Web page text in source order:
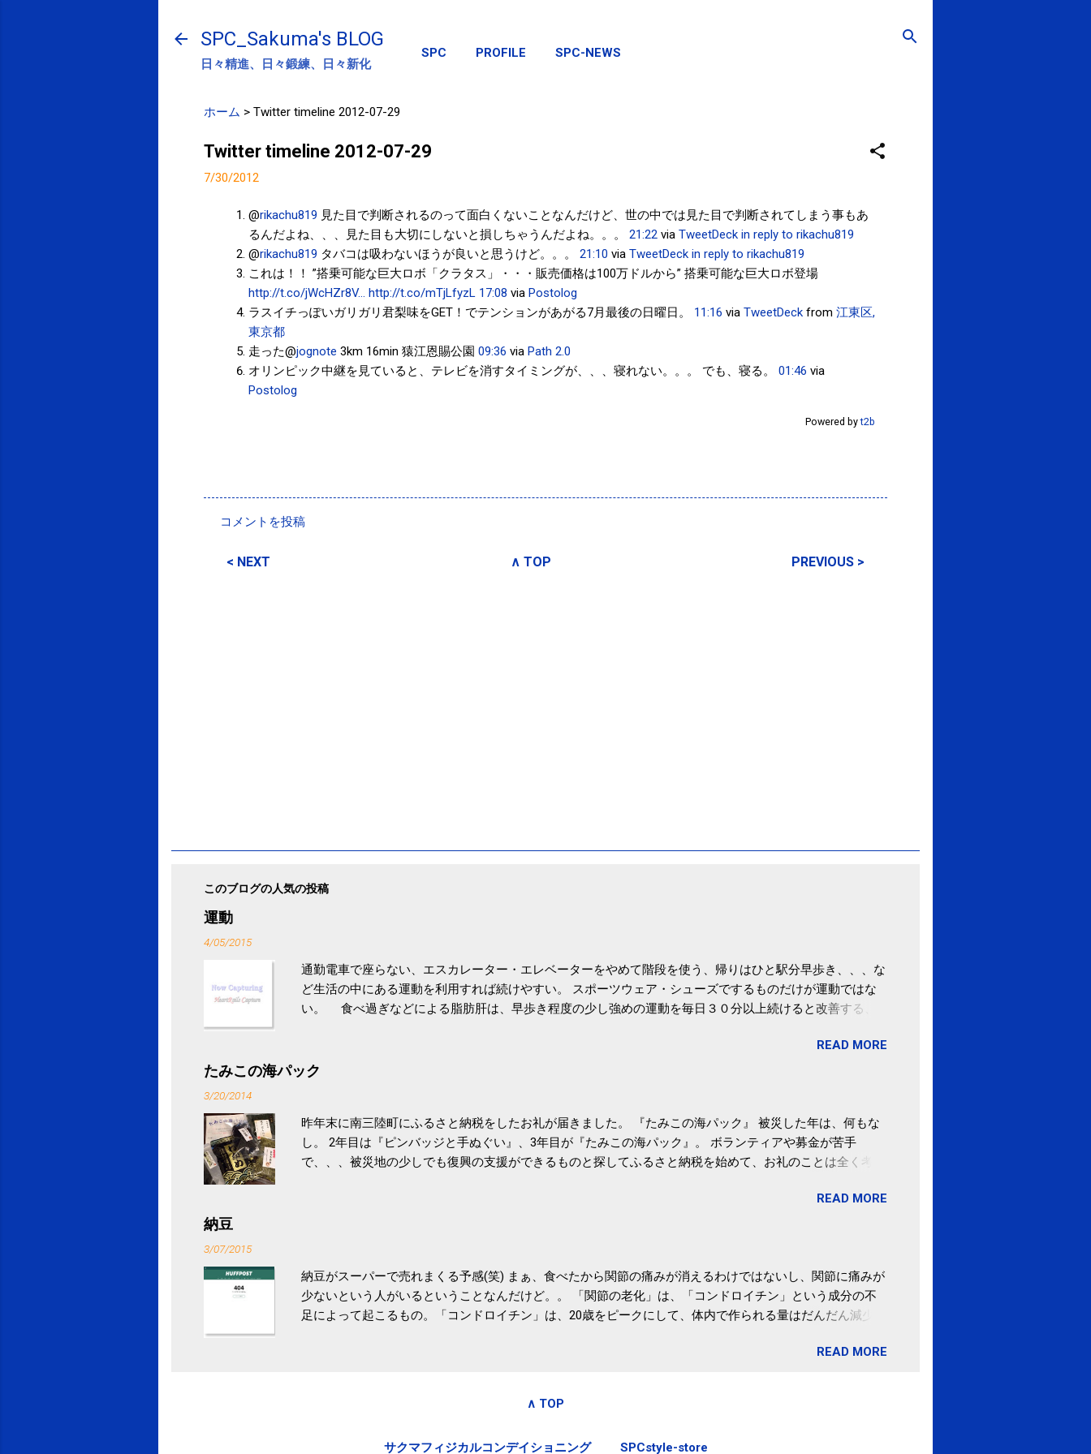
SPC_Sakuma's BLOG
日々精進、日々鍛練、日々新化
SPC PROFILE SPC-NEWS
ホーム > Twitter timeline 2012-07-29
Twitter timeline 2012-07-29
7/30/2012
@rikachu819 見た目で判断されるのって面白くないことなんだけど、世の中では見た目で判断されてしまう事もあ
るんだよね、、、見た目も大切にしないと損しちゃうんだよね。。。
21:22 via TweetDeck in reply to rikachu819
@rikachu819 タバコは吸わないほうが良いと思うけど。。。 21:10 via TweetDeck in reply to rikachu819
これは！！ ”搭乗可能な巨大ロボ「クラタス」・・・販売価格は100万ドルから” 搭乗可能な巨大ロボ登場
http://t.co/jWcHZr8V... http://t.co/mTjLfyzL 17:08 via Postolog
ラスイチっぽいガリガリ君梨味をGET！でテンションがあがる7月最後の日曜日。
11:16 via TweetDeck from 江東区,
東京都
走った@jognote 3km 16min 猿江恩賜公園 09:36 via Path 2.0
オリンピック中継を見ていると、テレビを消すタイミングが、、、寝れない。。。 でも、寝る。
01:46 via
Postolog
Powered byt2b
メ
コメントを投稿
< NEXT ∧ TOP PREVIOUS >
このブログの人気の投稿
運動
4/05/2015
通勤電車で座らない、エスカレーター・エレベーターをやめて階段を使う、帰りはひと駅分早歩き、、、な
ど生活の中にある運動を利用すれば続けやすい。 スポーツウェア・シューズでするものだけが運動ではな
い。 食べ過ぎなどによる脂肪肝は、早歩き程度の少し強めの運動を毎日３０分以上続けると改善する、
ル性脂肪性肝疾患。体重は減らなくても効果があるという。 正田教授は「汗ばむ程度の運動を毎日３０分
続けることが有用」としている。 脂肪肝、毎日３０分の早歩きで改善 筑波大「減量しなくても効果」 -
READ MORE
たみこの海パック
3/20/2014
昨年末に南三陸町にふるさと納税をしたお礼が届きました。 『たみこの海パック』 被災した年は、何もな
し。 2年目は『ピンバッジと手ぬぐい』、3年目が『たみこの海パック』。 ボランティアや募金が苦手
で、、、被災地の少しでも復興の支援ができるものと探してふるさと納税を始めて、お礼のことは全く考え
税になるということもあって始めたのですが、節税になるほど稼げていないのでこちらの目的は......。 総務
READ MORE
納豆
3/07/2015
納豆がスーパーで売れまくる予感(笑) まぁ、食べたから関節の痛みが消えるわけではないし、関節に痛みが
少ないという人がいるということなんだけど。。 「関節の老化」は、「コンドロイチン」という成分の不
足によって起こるもの。「コンドロイチン」は、20歳をピークにして、体内で作られる量はだんだん減少し
いためには、食生活で「コンドロイチン」を補うことが大切。そして「コンドロイチン」という成分は、納
豆」！ 1日1パックでコンドロイチン補給 | セルフドクターニュース 賞味期限は気にしたことがなかった。
READ MORE
∧ TOP
サクマフィジカルコンデイショニング SPCstyle-store